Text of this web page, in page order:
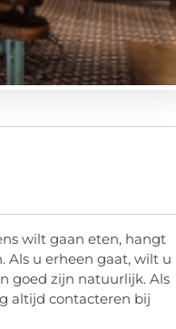
wilt gaan eten, hangt
Als u erheen gaat, wilt u
goed zijn natuurlijk. Als
altijd contacteren bij